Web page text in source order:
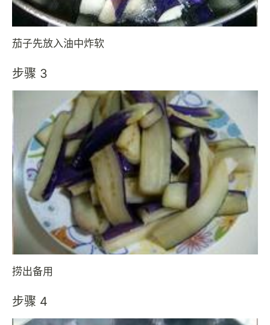
茄子先放入油中炸软
步骤 3
捞出备用
步骤 4